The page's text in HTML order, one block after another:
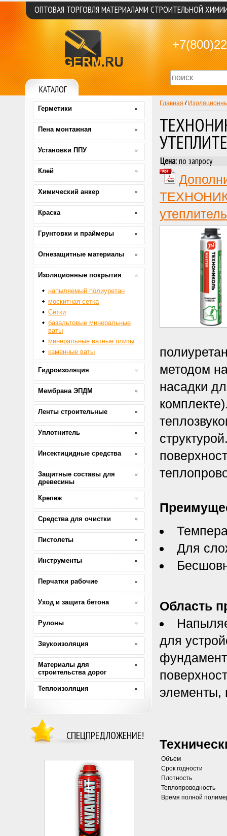
Главная /
Цена:по запросу
утеплитель
методом
насадки
Для
Область
для
элементы,
Объем
Срок годности
Плотность
Теплопроводность
Время полной
Герметики
Пена монтажная
Установки ППУ
Клей
Химический анкер
Краска
Грунтовки и праймеры
Огнезащитные материалы
Изоляционные покрытия
напыляемый полиуретан
москитная сетка
Сетки
базальтовые минеральные
ваты
минеральные ватные плиты
каменные ваты
Гидроизоляция
Мембрана ЭПДМ
Ленты строительные
Уплотнитель
Инсектицидные средства
Защитные составы для
древесины
Крепеж
Средства для очистки
Пистолеты
Инструменты
Перчатки рабочие
Уход и защита бетона
Рулоны
Звукоизоляция
Материалы для
строительства дорог
Теплоизоляция
СПЕЦПРЕДЛОЖЕНИЕ!
ОПТОВАЯ ТОРГОВЛЯ МАТЕРИАЛАМИ СТРОИТЕЛЬНОЙ
КАТАЛОГ